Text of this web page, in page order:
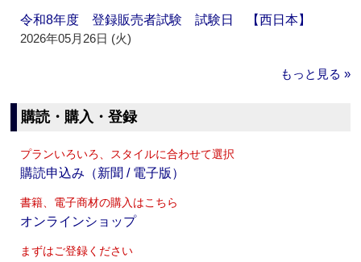
令和8年度 登録販売者試験 試験日 【西日本】
2026年05月26日 (火)
もっと見る »
購読・購入・登録
プランいろいろ、スタイルに合わせて選択
購読申込み（新聞 / 電子版）
書籍、電子商材の購入はこちら
オンラインショップ
まずはご登録ください